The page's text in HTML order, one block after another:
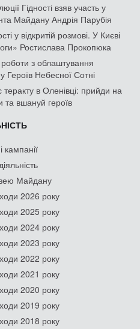
Гідності взяв участь у
Майдану Андрія Парубія
у відкритій розмові. У Києві
Ростислава Прокопюка
роботи з облаштування
Героїв Небесної Сотні
теракту в Оленівці: прийди на
та вшануй героїв
кампанії
Майдану
2026 року
2025 року
2024 року
2023 року
2022 року
2021 року
2020 року
2019 року
2018 року